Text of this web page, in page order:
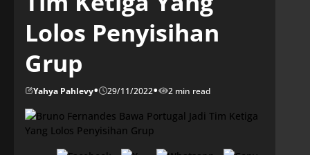
Lolos Penyisihan
Grup
Yahya Pahlevy• 29/11/2022• 2 min read